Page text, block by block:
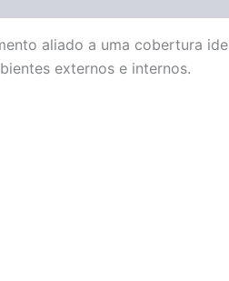
aliado a uma cobertura
externos e internos.